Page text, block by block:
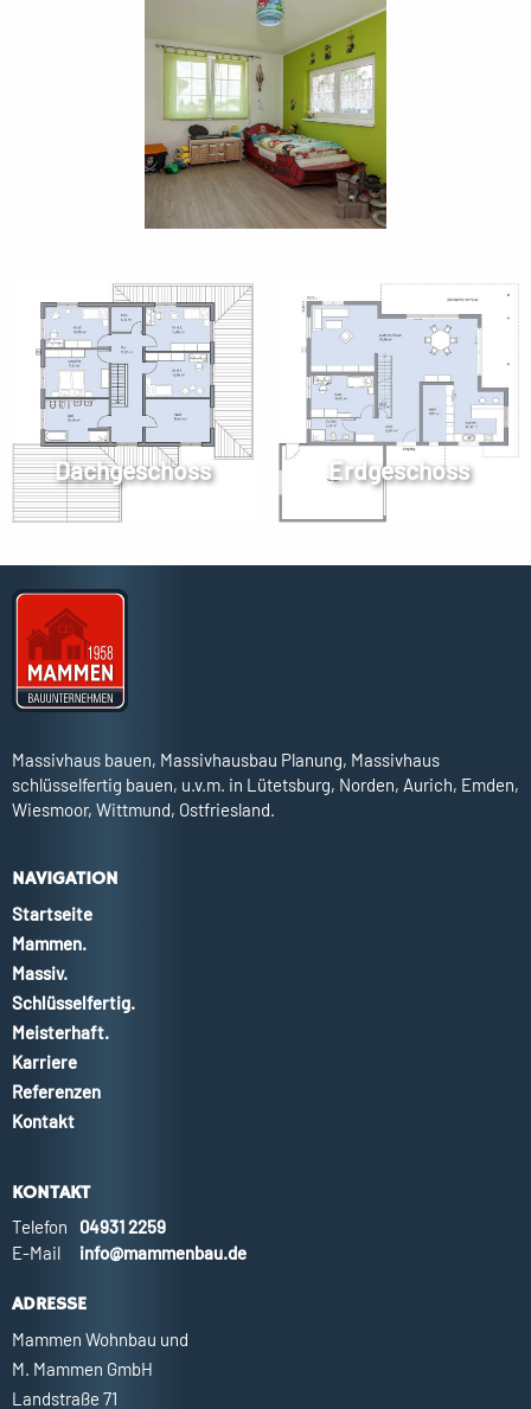
Dachgeschoss Erdgeschoss
Massivhaus bauen, Massivhausbau Planung, Massivhaus
schlüsselfertig bauen, u.v.m. in Lütetsburg, Norden, Aurich, Emden,
Wiesmoor, Wittmund, Ostfriesland.
NAVIGATION
Startseite
Mammen.
Massiv.
Schlüsselfertig.
Meisterhaft.
Karriere
Referenzen
Kontakt
KONTAKT
Telefon
04931 2259
E-Mail
info@mammenbau.de
ADRESSE
Mammen Wohnbau und
M. Mammen GmbH
Landstraße 71